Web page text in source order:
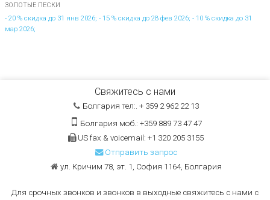
ЗОЛОТЫЕ ПЕСКИ
- 20 % скидка до 31 янв 2026; - 15 % скидка до 28 фев 2026; - 10 % скидка до 31
мар 2026;
Свяжитесь с нами
Болгария тел:. + 359 2 962 22 13
Болгария моб.: +359 889 73 47 47
US fax & voicemail: +1 320 205 3155
Отправить запрос
ул. Кричим 78, эт. 1, София 1164, Болгария
Для срочных звонков и звонков в выходные свяжитесь с нами с